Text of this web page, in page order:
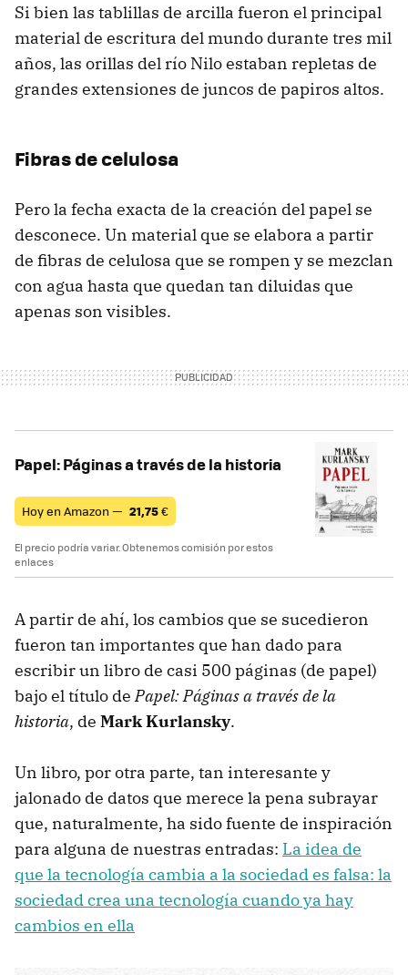
Si bien las tablillas de arcilla fueron el principal
material de escritura del mundo durante tres mil
años, las orillas del río Nilo estaban repletas de
grandes extensiones de juncos de papiros altos.
Fibras de celulosa
Pero la fecha exacta de la creación del papel se
desconece. Un material que se elabora a partir
de fibras de celulosa que se rompen y se mezclan
con agua hasta que quedan tan diluidas que
apenas son visibles.
Papel: Páginas a través de la historia
Hoy en Amazon — 21,75€
El precio podría variar. Obtenemos comisión por estos
enlaces
A partir de ahí, los cambios que se sucedieron
fueron tan importantes que han dado para
escribir un libro de casi 500 páginas (de papel)
bajo el título de Papel: Páginas a través de la
historia, de Mark Kurlansky.
Un libro, por otra parte, tan interesante y
jalonado de datos que merece la pena subrayar
que, naturalmente, ha sido fuente de inspiración
para alguna de nuestras entradas: La idea de
que la tecnología cambia a la sociedad es falsa: la
sociedad crea una tecnología cuando ya hay
cambios en ella